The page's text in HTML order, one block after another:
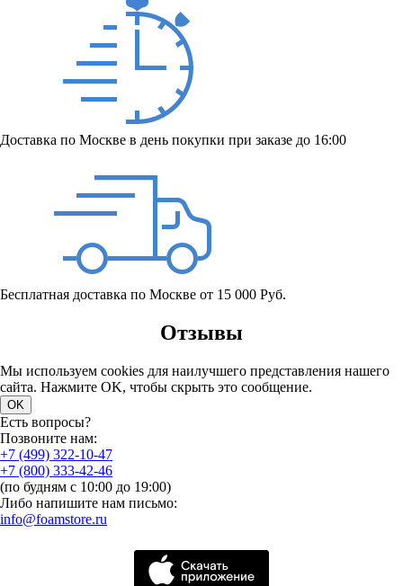
Доставка по Москве в день покупки при заказе до 16:00
Бесплатная доставка по Москве от 15 000 Руб.
Отзывы
Мы используем cookies для наилучшего представления нашего
сайта. Нажмите OK, чтобы скрыть это сообщение.
OK
Есть вопросы?
Позвоните нам:
+7 (499) 322-10-47
+7 (800) 333-42-46
(по будням с 10:00 до 19:00)
Либо напишите нам письмо:
info@foamstore.ru